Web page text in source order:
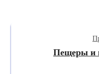
Пещеры и